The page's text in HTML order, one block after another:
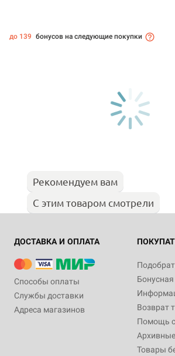
до 139 бонусов на следующие покупки
Рекомендуем вам
С этим товаром смотрели
ДОСТАВКА И ОПЛАТА
Способы оплаты
Службы доставки
Адреса магазинов
Возврат
Помощь
Товары